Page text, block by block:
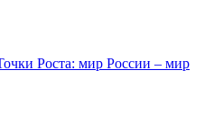
Роста: мир России – мир